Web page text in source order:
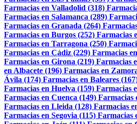
Farmacias en Valladolid (318)
Farmacias en Salamanca (289)
Farmacias en Granada (264)
Farmacias en Burgos (252) Farmacias
Farmacias en Tarragona (250)
Farmacias en Cádiz (229) Farmacias
Farmacias en Girona (219) Farmacias
en Albacete (196) Farmacias en
Ávila (174) Farmacias en Baleares
Farmacias en Huelva (159) Farmacias
Farmacias en Cuenca (149) Farmacias
Farmacias en Lleida (128) Farmacias
Farmacias en Segovia (115) Farmacias